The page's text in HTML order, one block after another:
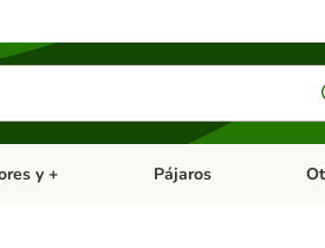
categoria abierto: Antiparasitarios
y + Menú de categoria
Pájaros